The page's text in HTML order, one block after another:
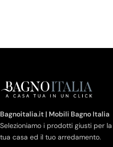
Bagnoitalia.it | Mobili Bagno Italia
Selezioniamo i prodotti giusti per la
tua casa ed il tuo arredamento.